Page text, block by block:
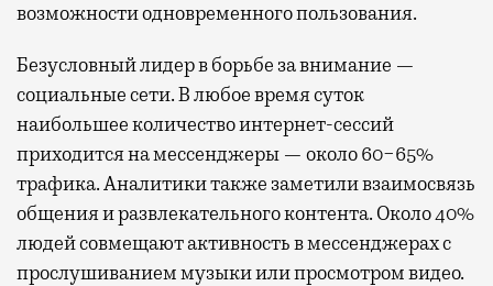
возможности одновременного пользования.
Безусловный лидер в борьбе за внимание —
социальные сети. В любое время суток
наибольшее количество интернет-сессий
приходится на мессенджеры — около 60−65%
трафика. Аналитики также заметили взаимосвязь
общения и развлекательного контента. Около 40%
людей совмещают активность в мессенджерах с
прослушиванием музыки или просмотром видео.